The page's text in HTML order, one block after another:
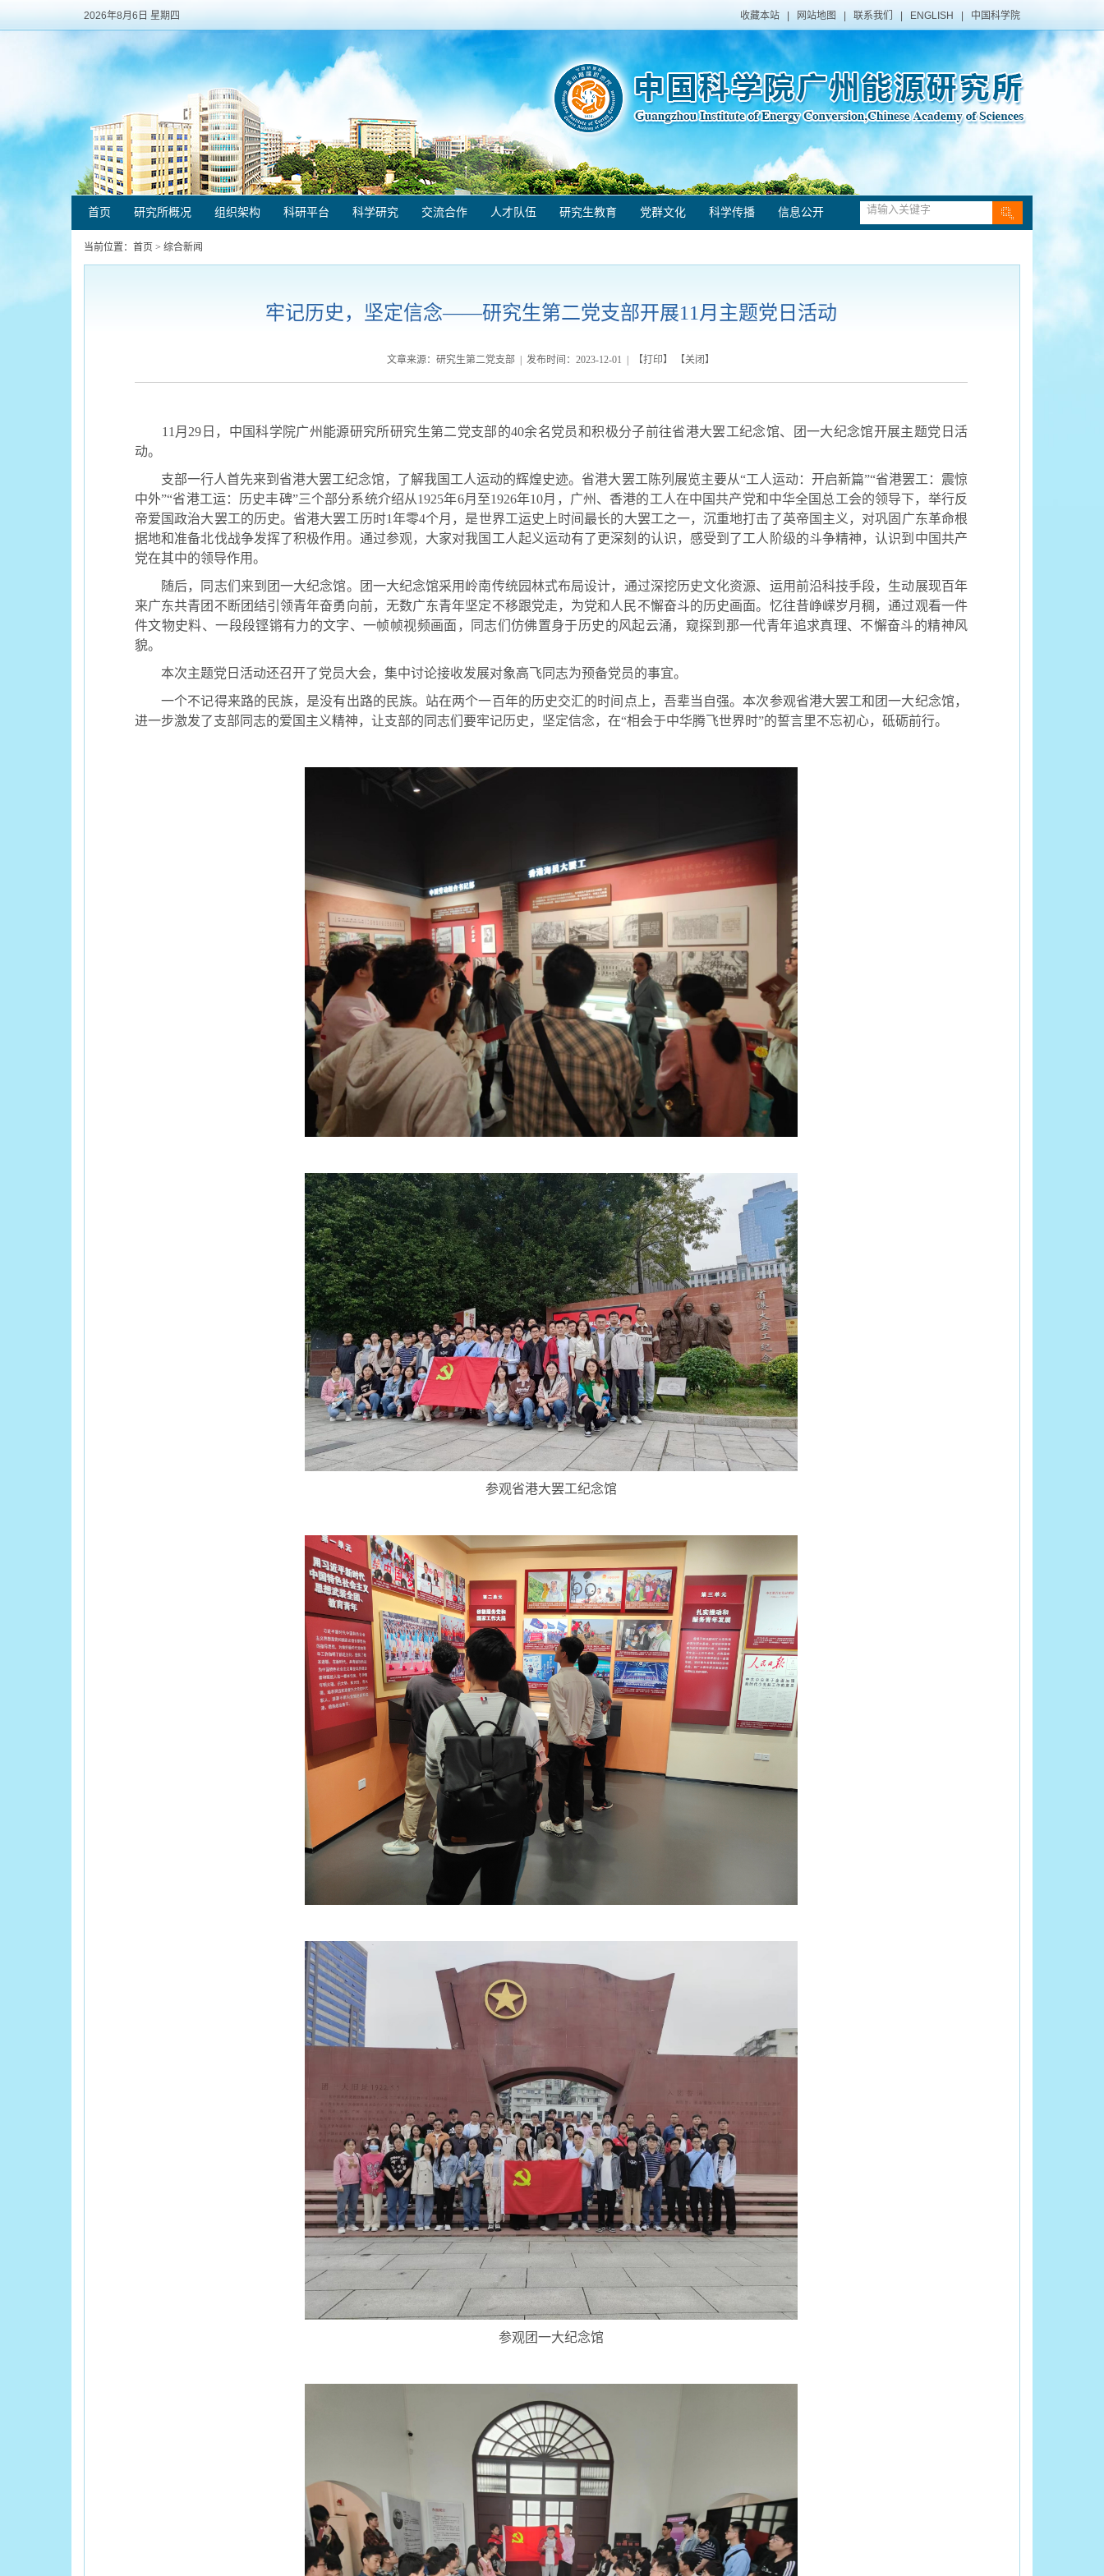
2026年8月6日 星期四 收藏本站 网站地图 联系我们 ENGLISH 中国科学院
首页 研究所概况 组织架构 科研平台 科学研究 交流合作 人才队伍 研究生教育 党群文化 科学传播 信息公开
当前位置： 首页 > 综合新闻
牢记历史，坚定信念——研究生第二党支部开展11月主题党日活动
文章来源：研究生第二党支部 | 发布时间：2023-12-01 | 【打印】 【关闭 】
11 月 29 日，中国科学院广州能源研究所研究生第二党支部的40余名党员和积极分子前往省港大罢工纪念馆、团一大纪念馆开展主题党日活
动。
支部一行人首先来到省港大罢工纪念馆，了解我国工人运动的辉煌史迹。省港大罢工陈列展览主要从“工人运动：开启新篇”“省港罢工：震惊
中外”“省港工运：历史丰碑”三个部分系统介绍从1925年6月至1926年10月，广州、香港的工人在中国共产党和中华全国总工会的领导下，举行反
帝爱国政治大罢工的历史。省港大罢工历时1年零4个月，是世界工运史上时间最长的大罢工之一，沉重地打击了英帝国主义，对巩固广东革命根
据地和准备北伐战争发挥了积极作用。通过参观，大家对我国工人起义运动有了更深刻的认识，感受到了工人阶级的斗争精神，认识到中国共产
党在其中的领导作用。
随后，同志们来到团一大纪念馆。团一大纪念馆采用岭南传统园林式布局设计，通过深挖历史文化资源、运用前沿科技手段，生动展现百年
来广东共青团不断团结引领青年奋勇向前，无数广东青年坚定不移跟党走，为党和人民不懈奋斗的历史画面。忆往昔峥嵘岁月稠，通过观看一件
件文物史料、一段段铿锵有力的文字、一帧帧视频画面，同志们仿佛置身于历史的风起云涌，窥探到那一代青年追求真理、不懈奋斗的精神风
貌。
本次主题党日活动还召开了党员大会，集中讨论接收发展对象高飞同志为预备党员的事宜。
一个不记得来路的民族，是没有出路的民族。站在两个一百年的历史交汇的时间点上，吾辈当自强。本次参观省港大罢工和团一大纪念馆，
进一步激发了支部同志的爱国主义精神，让支部的同志们要牢记历史，坚定信念，在“相会于中华腾飞世界时”的誓言里不忘初心，砥砺前行。
参观省港大罢工纪念馆
参观团一大纪念馆